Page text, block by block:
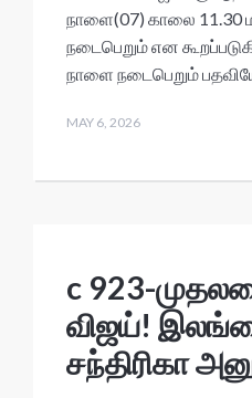
s
A
p
b
o
er l
நாளை(07) காலை 11.30
நடைபெறும் என
நாளை நடைபெறும்
MAY 6, 2026
c 923-
விஜய்!
சந்திரிகா